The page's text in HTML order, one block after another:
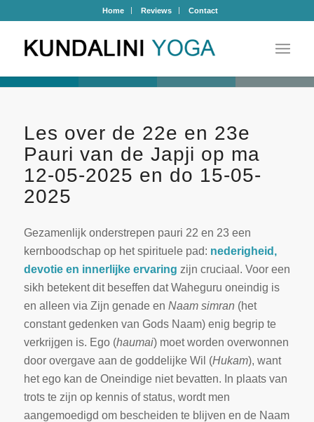
Home Reviews Contact
Les over de 22e en 23e
Pauri van de Japji op ma
12-05-2025 en do 15-05-
2025
Gezamenlijk onderstrepen pauri 22 en 23 een
kernboodschap op het spirituele pad: nederigheid,
devotie en innerlijke ervaring zijn cruciaal. Voor een
sikh betekent dit beseffen dat Waheguru oneindig is
en alleen via Zijn genade en Naam simran (het
constant gedenken van Gods Naam) enig begrip te
verkrijgen is. Ego (haumai) moet worden overwonnen
door overgave aan de goddelijke Wil (Hukam), want
het ego kan de Oneindige niet bevatten. In plaats van
trots te zijn op kennis of status, wordt men
aangemoedigd om bescheiden te blijven en de Naam